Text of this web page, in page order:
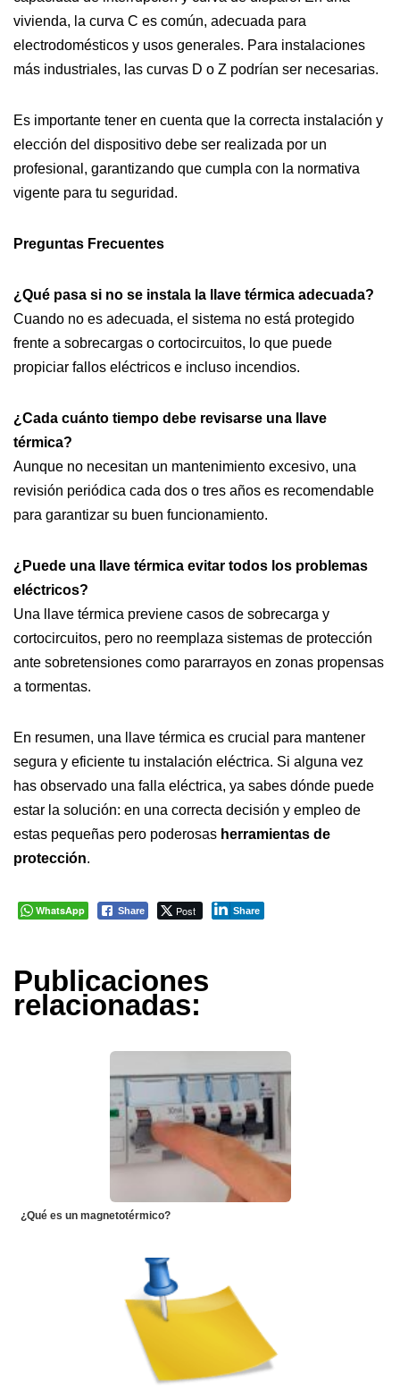
vivienda, la curva C es común, adecuada para
electrodomésticos y usos generales. Para instalaciones
más industriales, las curvas D o Z podrían ser necesarias.
Es importante tener en cuenta que la correcta instalación y
elección del dispositivo debe ser realizada por un
profesional, garantizando que cumpla con la normativa
vigente para tu seguridad.
Preguntas Frecuentes
¿Qué pasa si no se instala la llave térmica adecuada?
Cuando no es adecuada, el sistema no está protegido
frente a sobrecargas o cortocircuitos, lo que puede
propiciar fallos eléctricos e incluso incendios.
¿Cada cuánto tiempo debe revisarse una llave
térmica?
Aunque no necesitan un mantenimiento excesivo, una
revisión periódica cada dos o tres años es recomendable
para garantizar su buen funcionamiento.
¿Puede una llave térmica evitar todos los problemas
eléctricos?
Una llave térmica previene casos de sobrecarga y
cortocircuitos, pero no reemplaza sistemas de protección
ante sobretensiones como pararrayos en zonas propensas
a tormentas.
En resumen, una llave térmica es crucial para mantener
segura y eficiente tu instalación eléctrica. Si alguna vez
has observado una falla eléctrica, ya sabes dónde puede
estar la solución: en una correcta decisión y empleo de
estas pequeñas pero poderosas herramientas de
protección.
WhatsApp Share Post Share
Publicaciones
relacionadas:
¿Qué es un magnetotérmico?